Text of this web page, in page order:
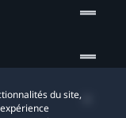
du site,